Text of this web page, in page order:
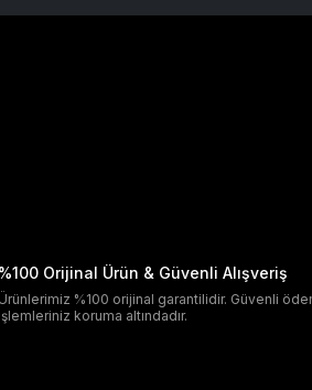
%100 Orijinal Ürün & Güvenli Alışveriş
Ürünlerimiz %100 orijinal garantilidir. Güvenli
işlemleriniz koruma altındadır.